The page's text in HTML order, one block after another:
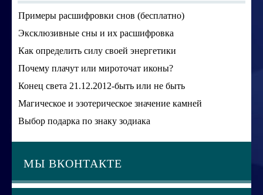
Примеры расшифровки снов (бесплатно)
Эксклюзивные сны и их расшифровка
Как определить силу своей энергетики
Почему плачут или мироточат иконы?
Конец света 21.12.2012-быть или не быть
Магическое и эзотерическое значение камней
Выбор подарка по знаку зодиака
МЫ ВКОНТАКТЕ